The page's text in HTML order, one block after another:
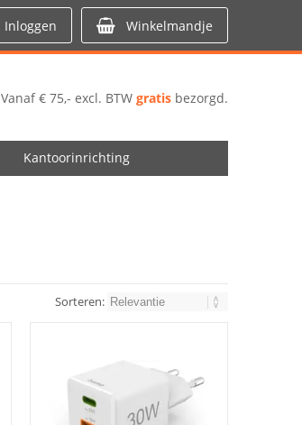
Inloggen Winkelmandje
Vanaf € 75,- excl. BTW gratis bezorgd.
Kantoorinrichting
Sorteren: